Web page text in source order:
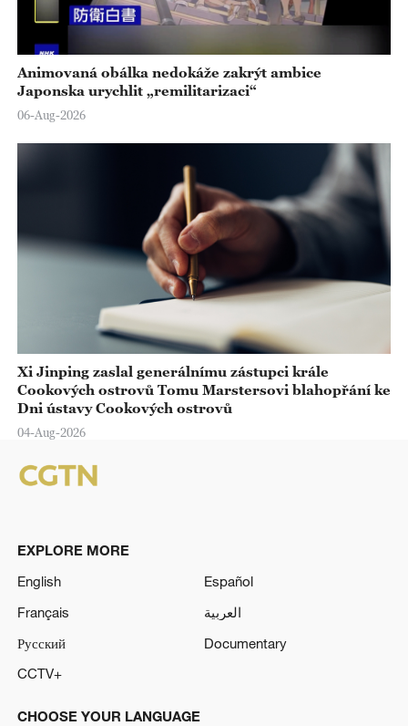
Animovaná obálka nedokáže zakrýt ambice
Japonska urychlit „remilitarizaci“
06-Aug-2026
Xi Jinping zaslal generálnímu zástupci krále
Cookových ostrovů Tomu Marstersovi blahopřání ke
Dni ústavy Cookových ostrovů
04-Aug-2026
EXPLORE MORE
English
Español
Français
العربية
Русский
Documentary
CCTV+
CHOOSE YOUR LANGUAGE